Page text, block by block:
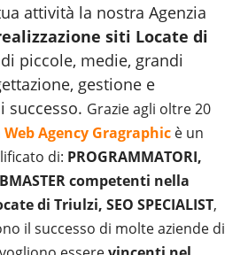
attività la nostra Agenzia
siti Locate di
piccole, medie, grandi
gestione e
successo. Grazie agli oltre 20
Web Agency Gragraphic è un
di: PROGRAMMATORI,
competenti nella
di Triulzi, SEO SPECIALIST,
il successo di molte aziende di